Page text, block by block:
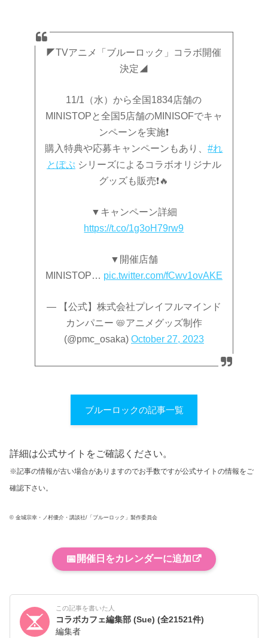
◤TVアニメ「ブルーロック」コラボ開催
決定◢
11/1（水）から全国1834店舗の
MINISTOPと全国5店舗のMINISOFでキャ
ンペーンを実施❗️
購入特典や応募キャンペーンもあり、#れ
とぽぷシリーズによるコラボオリジナル
グッズも販売❗️🔥
▼キャンペーン詳細
https://t.co/1g3oH79rw9
▼開催店舗
MINISTOP… pic.twitter.com/fCwv1ovAKE
— 【公式】株式会社プレイフルマインド
カンパニー 📛アニメグッズ制作
(@pmc_osaka) October 27, 2023
ブルーロックの記事一覧
詳細は公式サイトをご確認ください。
※記事の情報が古い場合がありますのでお手数ですが公式サイトの情報をご
確認下さい。
© 金城宗幸・ノ村優介・講談社/「ブルーロック」製作委員会
📅 開催日をカレンダーに追加
この記事を書いた人
コラボカフェ編集部 (Sue)(全21521件)
編集者